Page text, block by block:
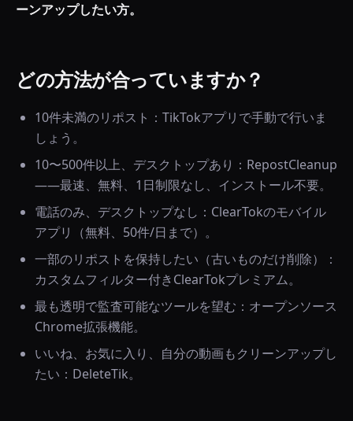
ーンアップしたい方。
どの方法が合っていますか？
10件未満のリポスト：TikTokアプリで手動で行いま
しょう。
10〜500件以上、デスクトップあり：RepostCleanup
——最速、無料、1日制限なし、インストール不要。
電話のみ、デスクトップなし：ClearTokのモバイル
アプリ（無料、50件/日まで）。
一部のリポストを保持したい（古いものだけ削除）：
カスタムフィルター付きClearTokプレミアム。
最も透明で監査可能なツールを望む：オープンソース
Chrome拡張機能。
いいね、お気に入り、自分の動画もクリーンアップし
たい：DeleteTik。